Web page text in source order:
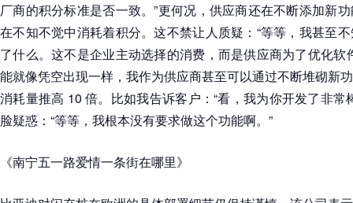
厂商的积分标准是否一致。”更何况，供应商还在不断添加新
在不知不觉中消耗着积分。这不禁让人质疑：“等等，我甚至
了什么。这不是企业主动选择的消费，而是供应商为了优化软
能就像凭空出现一样，我作为供应商甚至可以通过不断堆砌新
消耗量推高 10 倍。比如我告诉客户：“看，我为你开发了非常
脸疑惑：“等等，我根本没有要求做这个功能啊。”
《南宁五一路爱情一条街在哪里》